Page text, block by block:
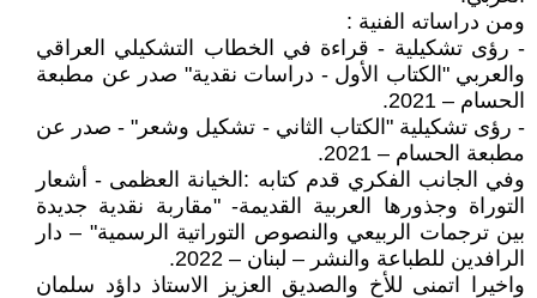
ومن دراساته الفنية :
- رؤى تشكيلية - قراءة في الخطاب التشكيلي العراقي
والعربي "الكتاب الأول - دراسات نقدية" صدر عن مطبعة
الحسام – 2021.
- رؤى تشكيلية "الكتاب الثاني - تشكيل وشعر" - صدر عن
مطبعة الحسام – 2021.
وفي الجانب الفكري قدم كتابه :الخيانة العظمى - أشعار
التوراة وجذورها العربية القديمة- "مقاربة نقدية جديدة
بين ترجمات الربيعي والنصوص التوراتية الرسمية" – دار
الرافدين للطباعة والنشر – لبنان – 2022.
واخيرا اتمنى للأخ والصديق العزيز الاستاذ داؤد سلمان